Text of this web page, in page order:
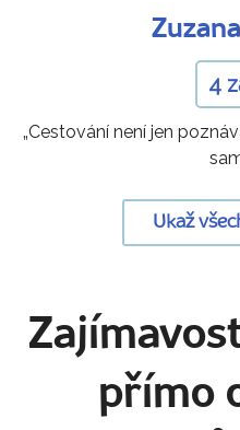
4
„Cestování není jen
Ukaž
přímo